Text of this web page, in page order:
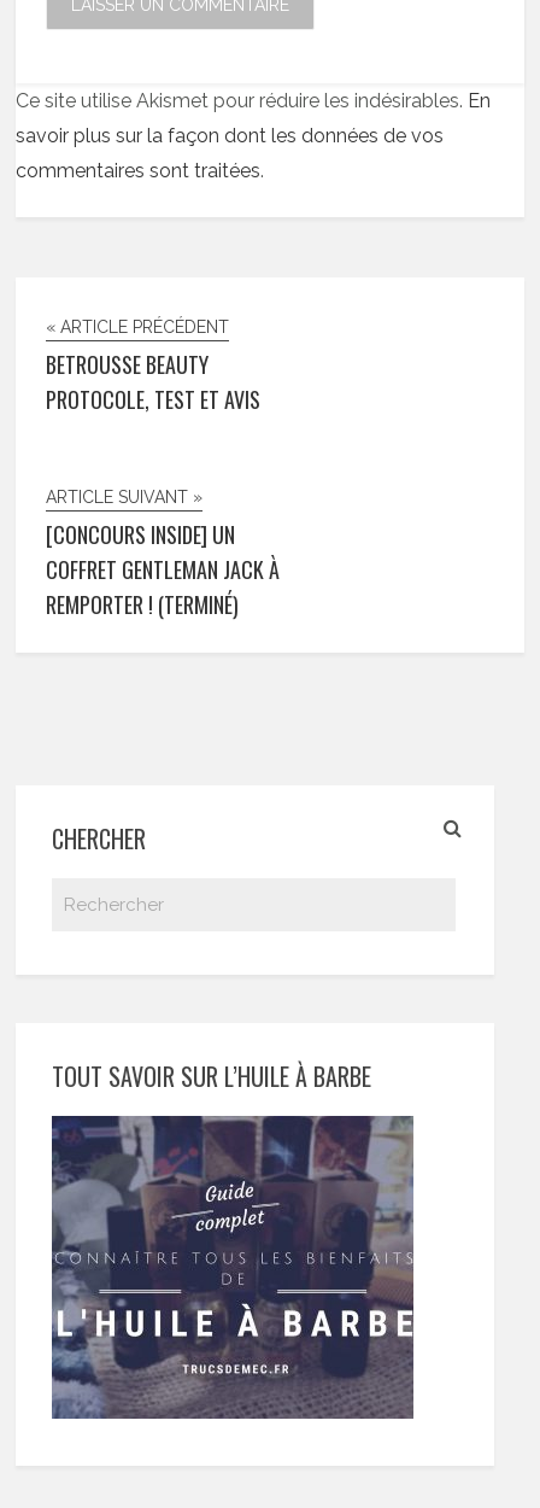
Ce site utilise Akismet pour réduire les indésirables. En
savoir plus sur la façon dont les données de vos
commentaires sont traitées.
« ARTICLE PRÉCÉDENT
BETROUSSE BEAUTY
PROTOCOLE, TEST ET AVIS
ARTICLE SUIVANT »
[CONCOURS INSIDE] UN
COFFRET GENTLEMAN JACK À
REMPORTER ! (TERMINÉ)
CHERCHER
TOUT SAVOIR SUR L’HUILE À BARBE